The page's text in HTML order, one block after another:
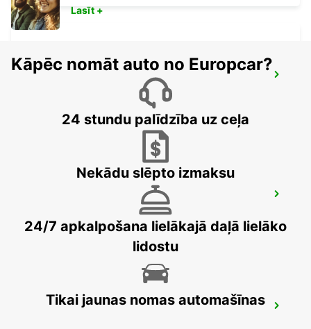
FUKUOKA AIRPORT DOMESTIC
FUKUOKA AIRPORT INTERNATIONAL
FUKUOKA - JAPAN
KAGOSHIMA AIRPORT
Lasīt +
Kāpēc nomāt auto no Europcar?
24 stundu palīdzība uz ceļa
Nekādu slēpto izmaksu
24/7 apkalpošana lielākajā daļā lielāko
lidostu
Tikai jaunas nomas automašīnas